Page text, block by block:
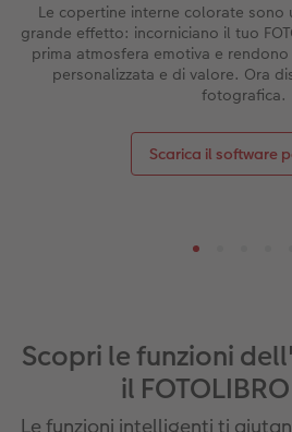
Le copertine interne colorate
grande effetto: incorniciano il tuo
prima atmosfera emotiva e
personalizzata e di valore. Ora
fotografica.
Scarica il software
Scopri le funzioni
il
Le funzioni intelligenti ti